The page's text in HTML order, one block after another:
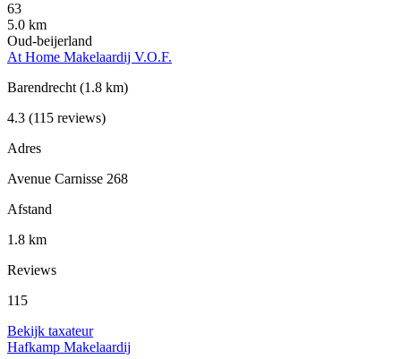
63
5.0 km
Oud-beijerland
At Home Makelaardij V.O.F.
Barendrecht (1.8 km)
4.3 (115 reviews)
Adres
Avenue Carnisse 268
Afstand
1.8 km
Reviews
115
Bekijk taxateur
Hafkamp Makelaardij